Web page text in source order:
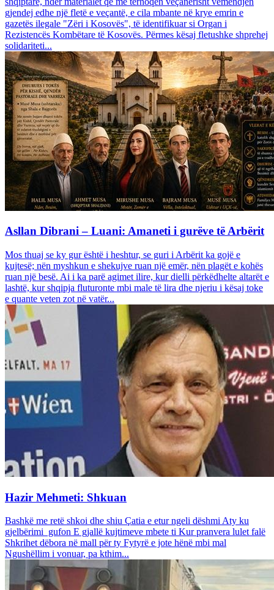
gjendej edhe një fletë e veçantë, e cila mbante në krye emrin e
gazetës ilegale "Zëri i Kosovës", të identifikuar si Organ i
Rezistencës Kombëtare të Kosovës. Përmes kësaj fletushke shprehej
solidariteti...
Asllan Dibrani – Luani: Amaneti i gurëve të Arbërit
Mos thuaj se ky gur është i heshtur, se guri i Arbërit ka gojë e
kujtesë; nën myshkun e shekujve ruan një emër, nën plagët e kohës
ruan një besë. Ai i ka parë agimet ilire, kur dielli përkëdhelte altarët e
lashtë, kur shqipja fluturonte mbi male të lira dhe njeriu i kësaj toke
e quante veten zot në vatër...
Hazir Mehmeti: Shkuan
Bashkë me retë shkoi dhe shiu Çatia e etur ngeli dëshmi Aty ku
gjelbërimi gufon E gjallë kujtimeve mbete ti Kur pranvera lulet falë
Shkrihet dëbora në mall për ty Fytyrë e jote hënë mbi mal
Ngushëllim i vonuar, pa kthim...